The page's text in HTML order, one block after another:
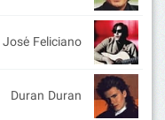
José Feliciano
Duran Duran